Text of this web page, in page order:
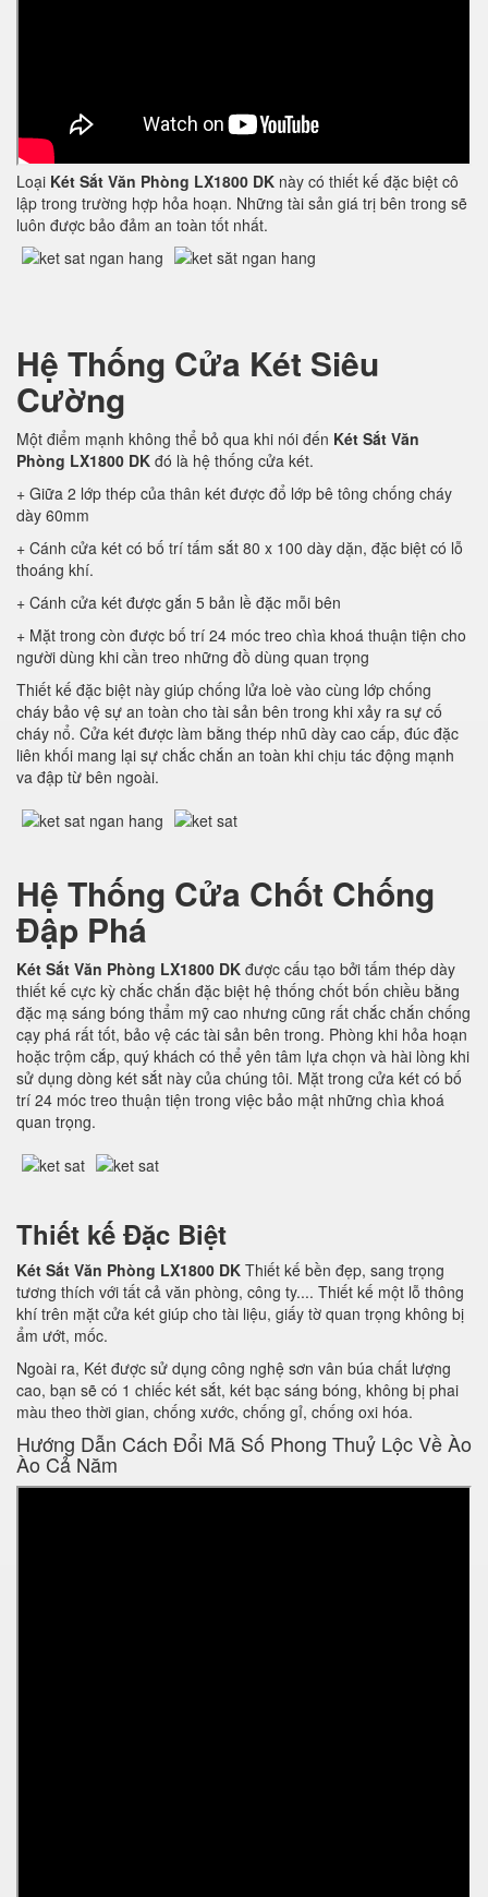
Loại Két Sắt Văn Phòng LX1800 DK này có thiết kế đặc biệt cô
lập trong trường hợp hỏa hoạn. Những tài sản giá trị bên trong sẽ
luôn được bảo đảm an toàn tốt nhất.
Hệ Thống Cửa Két Siêu
Cường
Một điểm mạnh không thể bỏ qua khi nói đến Két Sắt Văn
Phòng LX1800 DK đó là hệ thống cửa két.
+ Giữa 2 lớp thép của thân két được đổ lớp bê tông chống cháy
dày 60mm
+ Cánh cửa két có bố trí tấm sắt 80 x 100 dày dặn, đặc biệt có lỗ
thoáng khí.
+ Cánh cửa két được gắn 5 bản lề đặc mỗi bên
+ Mặt trong còn được bố trí 24 móc treo chìa khoá thuận tiện cho
người dùng khi cần treo những đồ dùng quan trọng
Thiết kế đặc biệt này giúp chống lửa loè vào cùng lớp chống
cháy bảo vệ sự an toàn cho tài sản bên trong khi xảy ra sự cố
cháy nổ. Cửa két được làm bằng thép nhũ dày cao cấp, đúc đặc
liên khối mang lại sự chắc chắn an toàn khi chịu tác động mạnh
va đập từ bên ngoài.
Hệ Thống Cửa Chốt Chống
Đập Phá
Két Sắt Văn Phòng LX1800 DK được cấu tạo bởi tấm thép dày
thiết kế cực kỳ chắc chắn đặc biệt hệ thống chốt bốn chiều bằng
đặc mạ sáng bóng thẩm mỹ cao nhưng cũng rất chắc chắn chống
cạy phá rất tốt, bảo vệ các tài sản bên trong. Phòng khi hỏa hoạn
hoặc trộm cắp, quý khách có thể yên tâm lựa chọn và hài lòng khi
sử dụng dòng két sắt này của chúng tôi. Mặt trong cửa két có bố
trí 24 móc treo thuận tiện trong việc bảo mật những chìa khoá
quan trọng.
Thiết kế Đặc Biệt
Két Sắt Văn Phòng LX1800 DK Thiết kế bền đẹp, sang trọng
tương thích với tất cả văn phòng, công ty.... Thiết kế một lỗ thông
khí trên mặt cửa két giúp cho tài liệu, giấy tờ quan trọng không bị
ẩm ướt, mốc.
Ngoài ra, Két được sử dụng công nghệ sơn vân búa chất lượng
cao, bạn sẽ có 1 chiếc két sắt, két bạc sáng bóng, không bị phai
màu theo thời gian, chống xước, chống gỉ, chống oxi hóa.
Hướng Dẫn Cách Đổi Mã Số Phong Thuỷ Lộc Về Ào
Ào Cả Năm